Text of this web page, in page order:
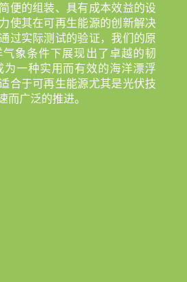
便的组装、具有成本效益的设
使其在可再生能源的创新解决
过实际测试的验证，我们的原
象条件下展现出了卓越的韧
为一种实用而有效的海洋漂浮
合于可再生能源尤其是光伏技
而广泛的推进。